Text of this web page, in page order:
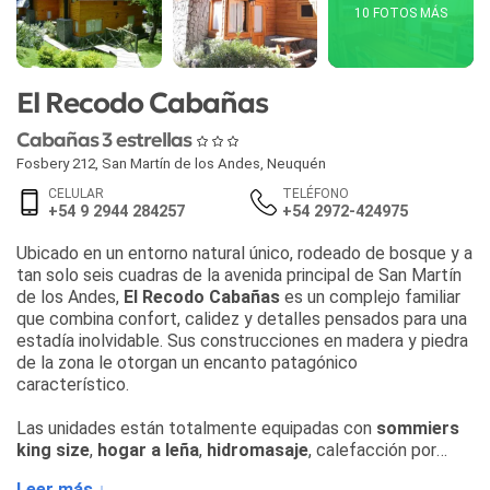
10 FOTOS MÁS
El Recodo Cabañas
Cabañas 3 estrellas
Fosbery 212 San Martín de los Andes Neuquén
CELULAR
+54 9 2944 284257
TELÉFONO
+54 2972-424975
Ubicado en un entorno natural único, rodeado de bosque y a
tan solo seis cuadras de la avenida principal de San Martín
de los Andes, El Recodo Cabañas es un complejo familiar
que combina confort, calidez y detalles pensados para una
estadía inolvidable. Sus construcciones en madera y piedra
de la zona le otorgan un encanto patagónico
característico.
Las unidades están totalmente equipadas con sommiers
king size, hogar a leña, hidromasaje, calefacción por